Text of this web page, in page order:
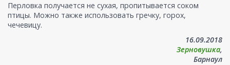
Перловка получается не сухая, пропитывается соком
птицы. Можно также использовать гречку, горох,
чечевицу.
16.09.2018
Зерновушка,
Барнаул